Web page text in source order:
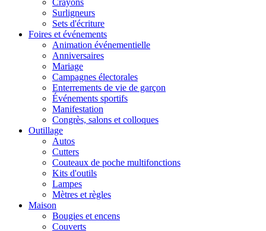
Surligneurs
Sets d'écriture
Foires et événements
Animation événementielle
Anniversaires
Mariage
Campagnes électorales
Enterrements de vie de garçon
Événements sportifs
Manifestation
Congrès, salons et colloques
Outillage
Autos
Cutters
Couteaux de poche multifonctions
Kits d'outils
Lampes
Mètres et règles
Maison
Bougies et encens
Couverts